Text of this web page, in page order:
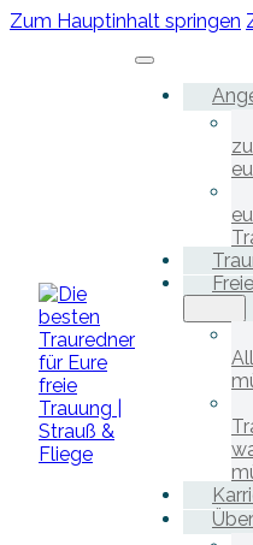
Zum Hauptinhalt springen